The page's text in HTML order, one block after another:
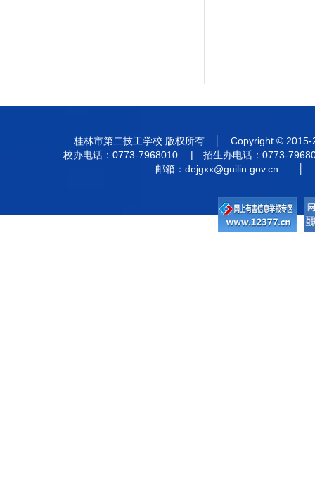
桂林市第二技工学校 版权所有 │ Copyright ©
校办电话：0773-7968010 | 招生办电话：0773-
邮箱： dejgxx@guilin.gov.cn